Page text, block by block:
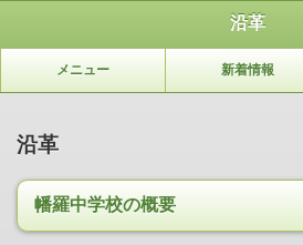
沿革
メニュー 新着情報
沿革
幡羅中学校の概要